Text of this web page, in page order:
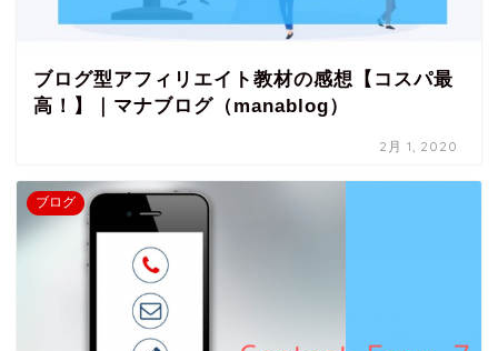
ブログ型アフィリエイト教材の感想【コスパ最
高！】｜マナブログ（manablog）
2月 1, 2020
ブログ